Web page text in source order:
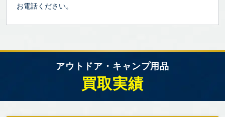
お電話ください。
アウトドア・キャンプ用品
買取実績